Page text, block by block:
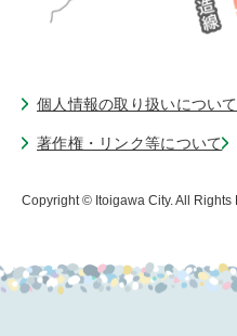
個人情報の取り扱いについて
著作権・リンク等について
Copyright © Itoigawa City. All Rights